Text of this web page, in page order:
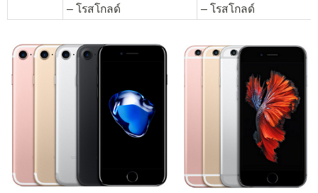
– โรสโกลด์
– โรสโกลด์